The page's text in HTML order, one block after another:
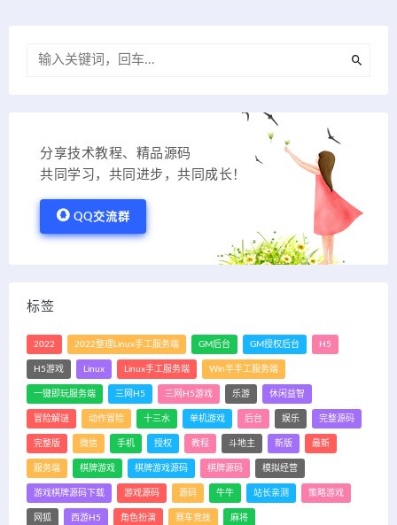
分享技术教程、精品源码
共同学习，共同进步，共同成长！
QQ交流群
标签
2022 2022整理Linux手工服务端 GM后台 GM授权后台 H5
H5游戏 Linux Linux手工服务端 Win半手工服务端
一键即玩服务端 三网H5 三网H5游戏 乐游 休闲益智
冒险解谜 动作冒险 十三水 单机游戏 后台 娱乐 完整源码
完整版 微信 手机 授权 教程 斗地主 新版 最新
服务端 棋牌游戏 棋牌游戏源码 棋牌源码 模拟经营
游戏棋牌源码下载 游戏源码 源码 牛牛 站长亲测 策略游戏
网狐 西游H5 角色扮演 赛车竞技 麻将